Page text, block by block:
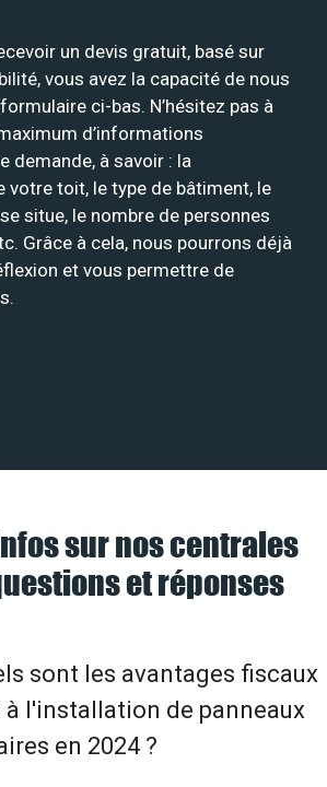
un devis gratuit, basé sur
vous avez la capacité de nous
ci-bas. N’hésitez pas à
d’informations
demande, à savoir : la
votre toit, le type de bâtiment, le
situe, le nombre de personnes
Grâce à cela, nous pourrons déjà
et vous permettre de
sur nos centrales
et réponses
sont les avantages fiscaux
à l'installation de panneaux
en 2024 ?